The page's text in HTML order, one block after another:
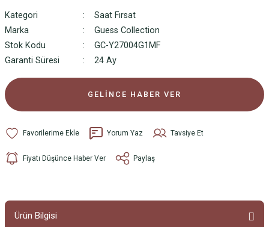
Kategori
Saat Fırsat
Marka
Guess Collection
Stok Kodu
GC-Y27004G1MF
Garanti Süresi
24 Ay
GELİNCE HABER VER
Yorum Yaz Tavsiye Et
Fiyatı Düşünce Haber Ver Paylaş
Ürün Bilgisi